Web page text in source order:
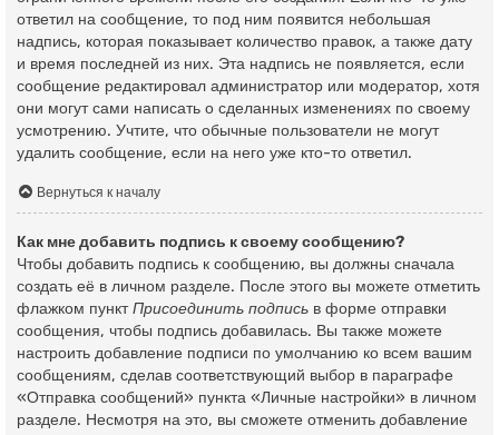
ответил на сообщение, то под ним появится небольшая
надпись, которая показывает количество правок, а также дату
и время последней из них. Эта надпись не появляется, если
сообщение редактировал администратор или модератор, хотя
они могут сами написать о сделанных изменениях по своему
усмотрению. Учтите, что обычные пользователи не могут
удалить сообщение, если на него уже кто-то ответил.
Вернуться к началу
Как мне добавить подпись к своему сообщению?
Чтобы добавить подпись к сообщению, вы должны сначала
создать её в личном разделе. После этого вы можете отметить
флажком пунктПрисоединить подпись в форме отправки
сообщения, чтобы подпись добавилась. Вы также можете
настроить добавление подписи по умолчанию ко всем вашим
сообщениям, сделав соответствующий выбор в параграфе
«Отправка сообщений» пункта «Личные настройки» в личном
разделе. Несмотря на это, вы сможете отменить добавление